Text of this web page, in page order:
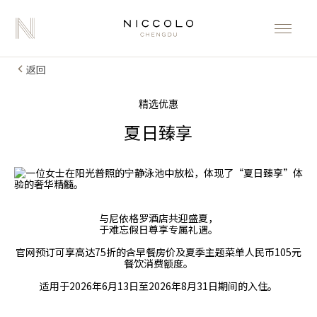
返回
精选优惠
夏日臻享
与尼依格罗酒店共迎盛夏，
于难忘假日尊享专属礼遇。
官网预订可享高达75折的含早餐房价及夏季主题菜单人民币105元
餐饮消费额度。
适用于2026年6月13日至2026年8月31日期间的入住。